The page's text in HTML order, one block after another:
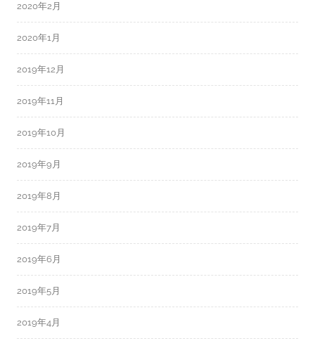
2020年2月
2020年1月
2019年12月
2019年11月
2019年10月
2019年9月
2019年8月
2019年7月
2019年6月
2019年5月
2019年4月